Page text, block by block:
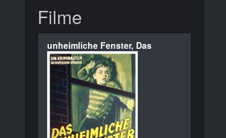
Filme
unheimliche Fenster, Das